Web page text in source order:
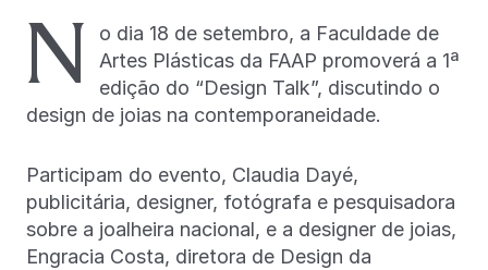
N
o dia 18 de setembro, a Faculdade de
Artes Plásticas da FAAP promoverá a 1ª
edição do “Design Talk”, discutindo o
design de joias na contemporaneidade.
Participam do evento, Claudia Dayé,
publicitária, designer, fotógrafa e pesquisadora
sobre a joalheira nacional, e a designer de joias,
Engracia Costa, diretora de Design da